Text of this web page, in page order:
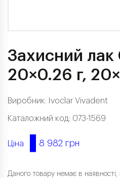
Захисний лак
20×0.26 г,
Виробник: Ivoclar Vivadent
Каталожний код: 073-1569
Ціна 8 982 грн
Даного товару немає в наявності,